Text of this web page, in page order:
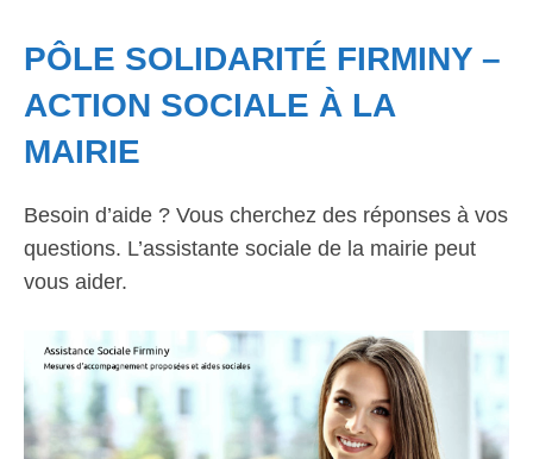
PÔLE SOLIDARITÉ FIRMINY –
ACTION SOCIALE À LA
MAIRIE
Besoin d’aide ? Vous cherchez des réponses à vos
questions. L’assistante sociale de la mairie peut
vous aider.